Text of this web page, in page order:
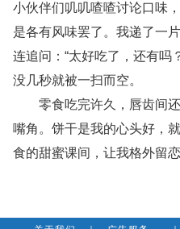
小伙伴们叽叽喳喳讨论口味
是各有风味罢了。我递了一
连追问：“太好吃了，还有吗
没几秒就被一扫而空。
零食吃完许久，唇齿间还
嘴角。饼干是我的心头好，
食的甜蜜课间，让我格外留恋